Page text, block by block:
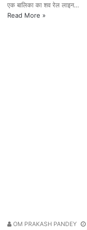
एक बालिका का शव रेल लाइन…
Read More »
OM PRAKASH PANDEY